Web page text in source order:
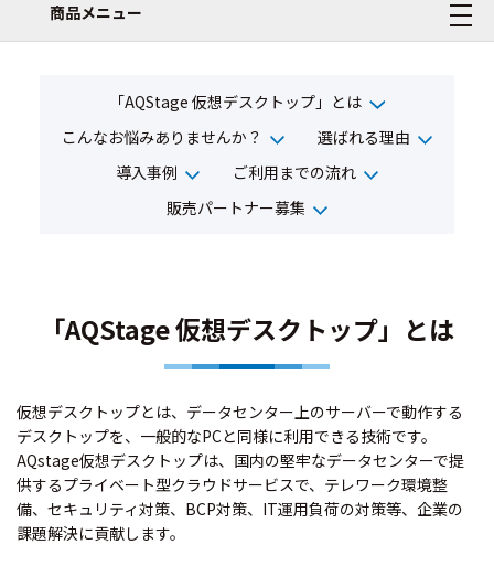
商品メニュー
「AQStage 仮想デスクトップ」とは
こんなお悩みありませんか？
選ばれる理由
導入事例
ご利用までの流れ
販売パートナー募集
「AQStage 仮想デスクトップ」とは
仮想デスクトップとは、データセンター上のサーバーで動作する
デスクトップを、一般的なPCと同様に利用できる技術です。
AQstage仮想デスクトップは、国内の堅牢なデータセンターで提
供するプライベート型クラウドサービスで、テレワーク環境整
備、セキュリティ対策、BCP対策、IT運用負荷の対策等、企業の
課題解決に貢献します。